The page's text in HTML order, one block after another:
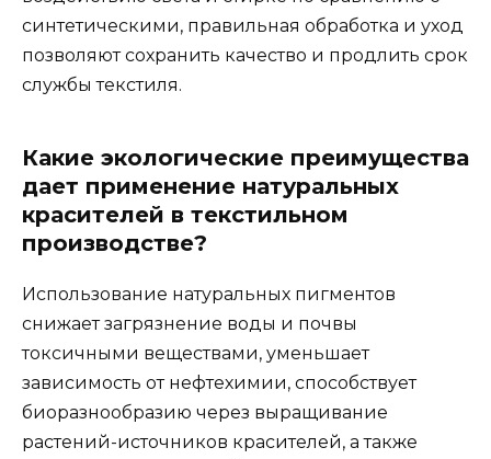
синтетическими, правильная обработка и уход
позволяют сохранить качество и продлить срок
службы текстиля.
Какие экологические преимущества
дает применение натуральных
красителей в текстильном
производстве?
Использование натуральных пигментов
снижает загрязнение воды и почвы
токсичными веществами, уменьшает
зависимость от нефтехимии, способствует
биоразнообразию через выращивание
растений-источников красителей, а также